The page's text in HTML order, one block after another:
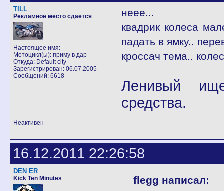
TILL
Рекламное место сдается
Настоящее имя:
Мотоцикл(ы): приму в дар
Откуда: Default city
Зарегистрирован: 06.07.2005
Сообщений: 6618
неее...
квадрик колеса
падать в ямку..
кроссач тема..
Ленивый
средства.
Неактивен
16.12.2011 22:26:58
DEN ER
Kick Ten Minutes
flegg написал: